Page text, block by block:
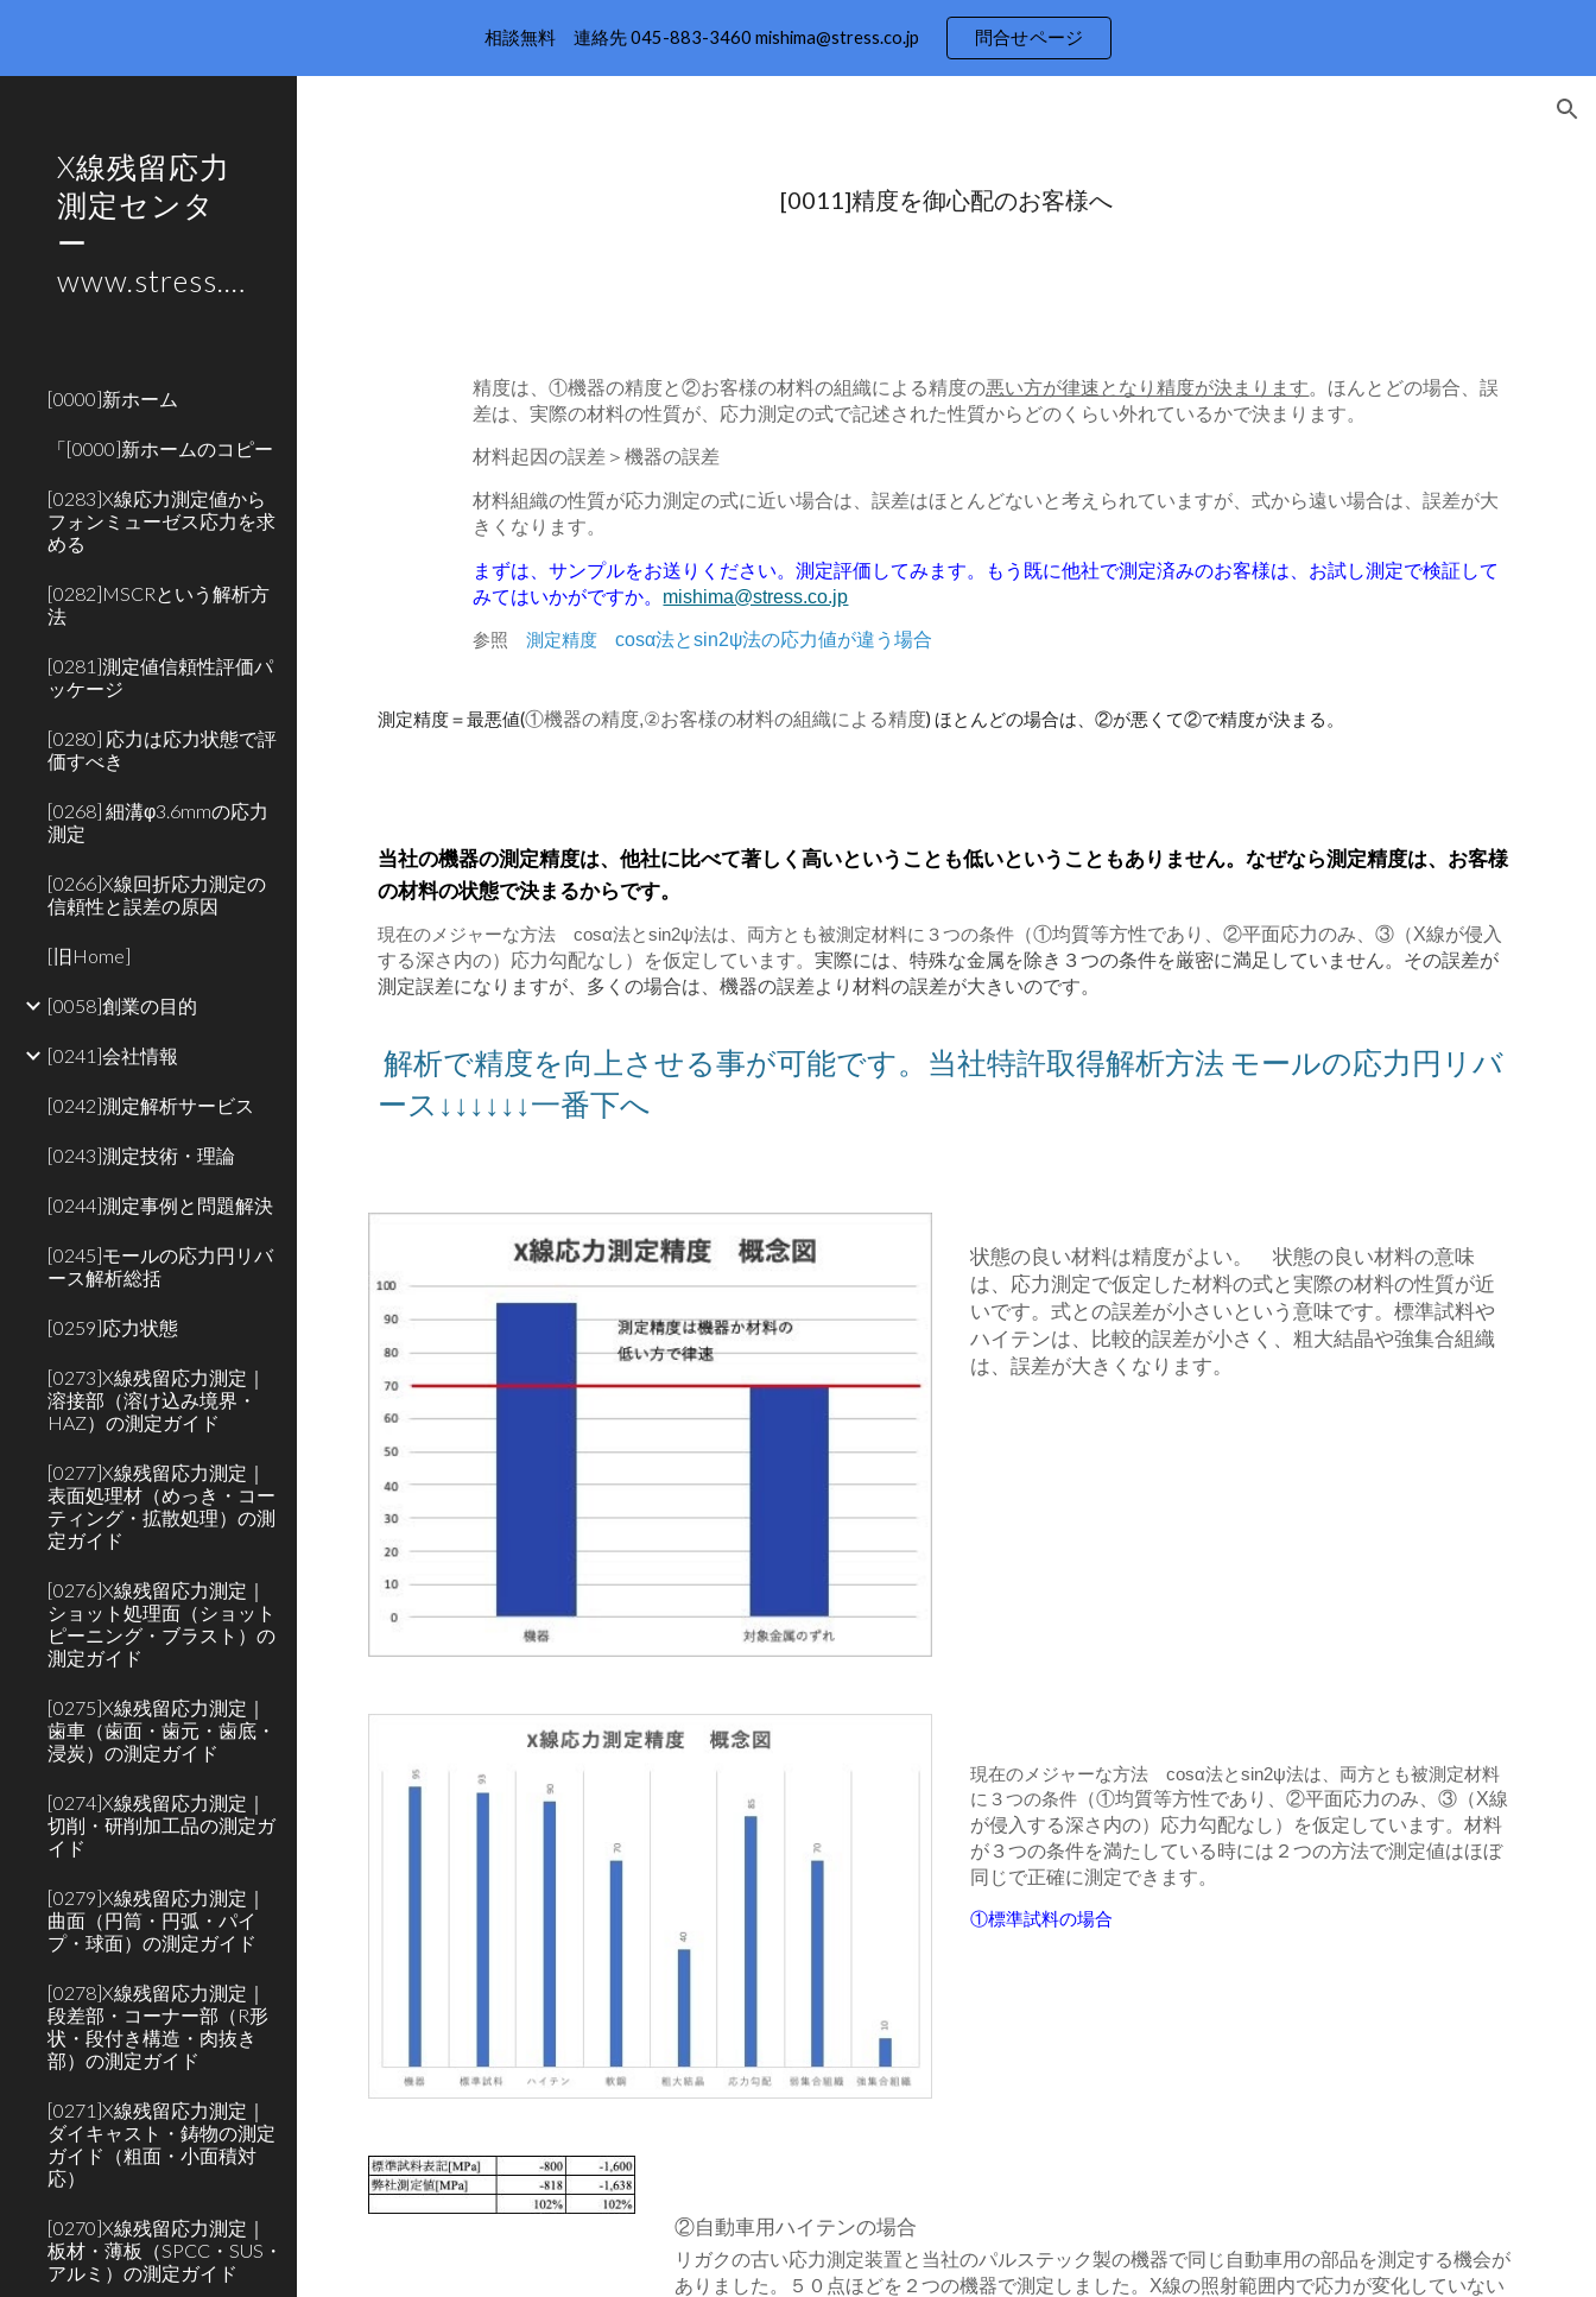
Skip to main content Skip to navigation
相談無料 連絡先 045-883-3460 mishima@stress.co.jp 問合せページ
X線残留応力
測定センタ
ー
www.stress.co.jp
[0000]新ホーム
「[0000]新ホームのコピー
[0283]X線応力測定値から
フォンミューゼス応力を求
める
[0282]MSCRという解析方
法
[0281]測定値信頼性評価パ
ッケージ
[0280] 応力は応力状態で評
価すべき
[0268] 細溝φ3.6mmの応力
測定
[0266]X線回折応力測定の
信頼性と誤差の原因
[旧Home]
[0058]創業の目的
[0241]会社情報
[0242]測定解析サービス
[0243]測定技術・理論
[0244]測定事例と問題解決
[0245]モールの応力円リバ
ース解析総括
[0259]応力状態
[0273]X線残留応力測定｜
溶接部（溶け込み境界・
HAZ）の測定ガイド
[0277]X線残留応力測定｜
表面処理材（めっき・コー
ティング・拡散処理）の測
定ガイド
[0276]X線残留応力測定｜
ショット処理面（ショット
ピーニング・ブラスト）の
測定ガイド
[0275]X線残留応力測定｜
歯車（歯面・歯元・歯底・
浸炭）の測定ガイド
[0274]X線残留応力測定｜
切削・研削加工品の測定ガ
イド
[0279]X線残留応力測定｜
曲面（円筒・円弧・パイ
プ・球面）の測定ガイド
[0278]X線残留応力測定｜
段差部・コーナー部（R形
状・段付き構造・肉抜き
部）の測定ガイド
[0271]X線残留応力測定｜
ダイキャスト・鋳物の測定
ガイド（粗面・小面積対
応）
[0270]X線残留応力測定｜
板材・薄板（SPCC・SUS・
アルミ）の測定ガイド
[0011]精度を御心配のお客様へ
精度は、①機器の精度と②お客様の材料の組織による精度の悪い方が律速となり精度が決まります。ほんとどの場合、誤
差は、実際の材料の性質が、応力測定の式で記述された性質からどのくらい外れているかで決まります。
材料起因の誤差＞機器の誤差
材料組織の性質が応力測定の式に近い場合は、誤差はほとんどないと考えられていますが、式から遠い場合は、誤差が大
きくなります。
まずは、サンプルをお送りください。測定評価してみます。もう既に他社で測定済みのお客様は、お試し測定で検証して
みてはいかがですか。 mishima@stress.co.jp
参照測定精度 cosα法とsin2ψ法の応力値が違う場合
測定精度＝最悪値(①機器の精度,②お客様の材料の組織による精度) ほとんどの場合は、②が悪くて②で精度が決まる。
当社の機器の測定精度は、他社に比べて著しく高いということも低いということもありません。なぜなら測定精度は、お客様
の材料の状態で決まるからです。
現在のメジャーな方法 cosα法とsin2ψ法は、両方とも被測定材料に３つの条件 （①均質等方性であり、②平面応力のみ、③（X線が侵入
する深さ内の）応力勾配なし）を仮定しています。実際には、特殊な金属を除き３つの条件を厳密に満足していません。その誤差が
測定誤差になりますが、多くの場合は、機器の誤差より材料の誤差が大きいのです。
解析で精度を向上させる事が可能です。当社特許取得解析方法 モールの応力円リバ
ース ↓ ↓↓↓↓↓一番下へ
状態の良い材料は精度がよい。 状態の良い材料の意味
は、応力測定で仮定した材料の式と実際の材料の性質が近
いです。式との誤差が小さいという意味です。標準試料や
ハイテンは、比較的誤差が小さく、粗大結晶や強集合組織
は、誤差が大きくなります。
現在のメジャーな方法 cosα法とsin2ψ法は、両方とも被測定材料
に３つの条件 （①均質等方性であり、②平面応力のみ、③（X線
が侵入する深さ内の）応力勾配なし）を仮定しています。材料
が３つの条件を満たしている時には２つの方法で測定値はほぼ
同じで正確に測定できます。
①標準試料の場合
②自動車用ハイテンの場合
リガクの古い応力測定装置と当社のパルステック製の機器で同じ自動車用の部品を測定する機会が
ありました。５０点ほどを２つの機器で測定しました。X線の照射範囲内で応力が変化していない